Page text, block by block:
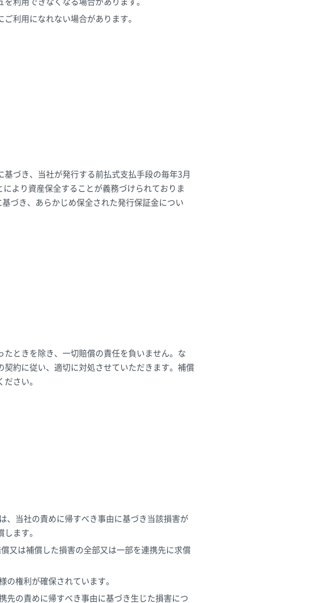
利用できなくなる場合があります。
利用になれない場合があります。
づき、当社が発行する前払式支払手段の毎年3月
より資産保全することが義務づけられておりま
づき、あらかじめ保全された発行保証金につい
ときを除き、一切賠償の責任を負いません。な
約に従い、適切に対処させていただきます。補償
さい。
、当社の責めに帰すべき事由に基づき当該損害が
ます。
又は補償した損害の全部又は一部を連携先に求償
の権利が確保されています。
先の責めに帰すべき事由に基づき生じた損害につ